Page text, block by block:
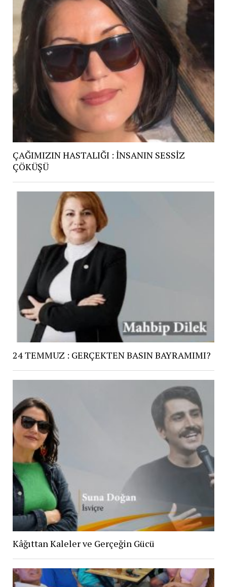
ÇAĞIMIZIN HASTALIĞI : İNSANIN SESSİZ
ÇÖKÜŞÜ
24 TEMMUZ : GERÇEKTEN BASIN BAYRAMIMI?
Kâğıttan Kaleler ve Gerçeğin Gücü